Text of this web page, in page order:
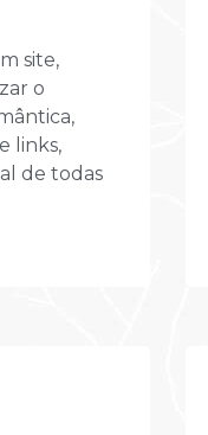
site,
o
links,
de todas